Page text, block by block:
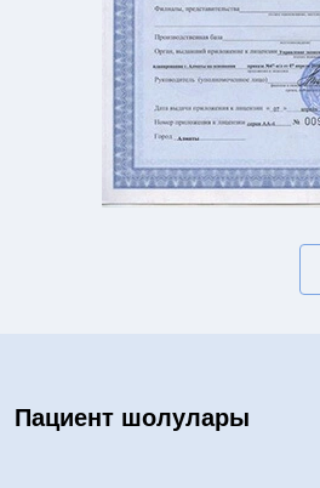
Пациент шолулары